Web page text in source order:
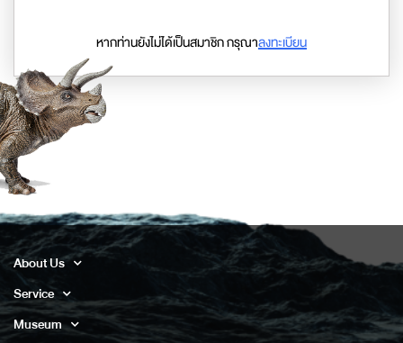
หากท่านยังไม่ได้เป็นสมาชิก กรุณาลงทะเบียน
About Us
Service
Museum